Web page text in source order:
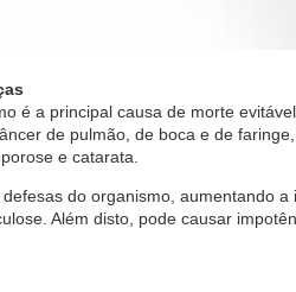
é a principal causa de morte
de pulmão, de boca e de
e catarata.
do organismo, aumentando
Além disto, pode causar